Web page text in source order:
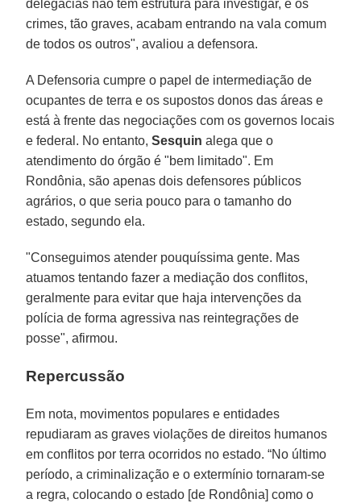
delegacias não têm estrutura para investigar, e os
crimes, tão graves, acabam entrando na vala comum
de todos os outros", avaliou a defensora.
A Defensoria cumpre o papel de intermediação de
ocupantes de terra e os supostos donos das áreas e
está à frente das negociações com os governos locais
e federal. No entanto,Sesquin alega que o
atendimento do órgão é "bem limitado". Em
Rondônia, são apenas dois defensores públicos
agrários, o que seria pouco para o tamanho do
estado, segundo ela.
"Conseguimos atender pouquíssima gente. Mas
atuamos tentando fazer a mediação dos conflitos,
geralmente para evitar que haja intervenções da
polícia de forma agressiva nas reintegrações de
posse", afirmou.
Repercussão
Em nota, movimentos populares e entidades
repudiaram as graves violações de direitos humanos
em conflitos por terra ocorridos no estado. “No último
período, a criminalização e o extermínio tornaram-se
a regra, colocando o estado [de Rondônia] como o